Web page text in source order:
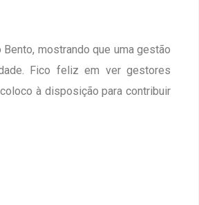
mostrando que uma gestão
Fico feliz em ver gestores
à disposição para contribuir